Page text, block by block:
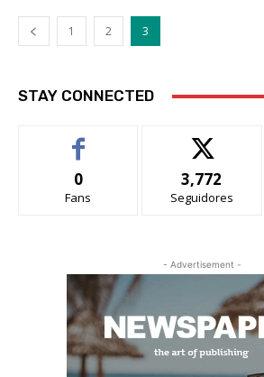
1 2 3
STAY CONNECTED
0
Fans
3,772
Seguidores
- Advertisement -